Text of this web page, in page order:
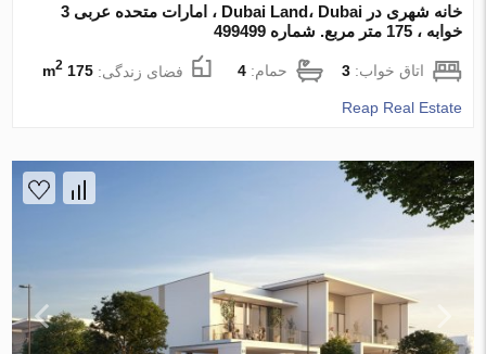
خانه شهری در Dubai Land، Dubai ، امارات متحده عربی 3
خوابه ، 175 متر مربع. شماره 499499
اتاق خواب:3 حمام:4 فضای زندگی:175 m
2
Reap Real Estate